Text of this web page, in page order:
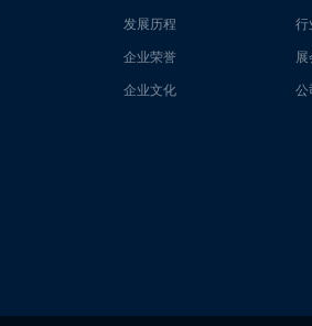
发展历程
企业荣誉
企业文化
行
公